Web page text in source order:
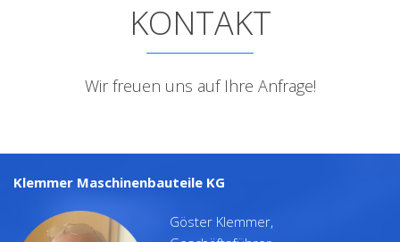
KONTAKT
Wir freuen uns auf Ihre Anfrage!
Klemmer Maschinenbauteile KG
Göster Klemmer,